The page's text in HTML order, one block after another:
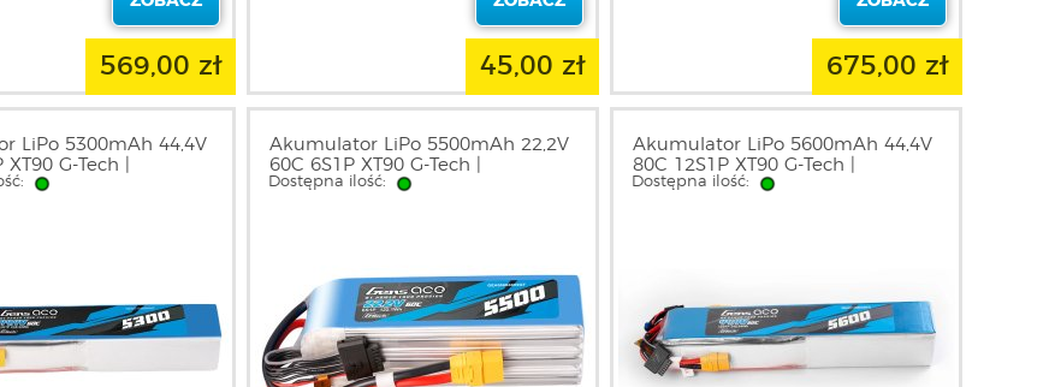
569,00 zł 45,00 zł 675,00 zł
LiPo 5300mAh 44,4V
G-Tech |
GENS ACE
Akumulator LiPo 5500mAh 22,2V
60C 6S1P XT90 G-Tech |
GEA556S60X9GT GENS ACE
Dostępna ilość:
Akumulator LiPo 5600mAh 44,4V
80C 12S1P XT90 G-Tech |
GEA5612S80X9GTL GENS ACE
Dostępna ilość: